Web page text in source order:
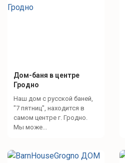
Дом-баня в центре
Гродно
Наш дом с русской баней,
"7 пятниц", находится в
самом центре г. Гродно.
Мы може...